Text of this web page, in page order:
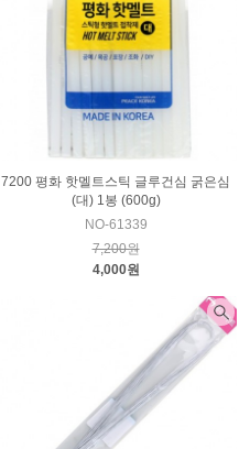
7200 평화 핫멜트스틱 글루건심 굵은심
(대) 1봉 (600g)
NO-61339
7,200원
4,000원